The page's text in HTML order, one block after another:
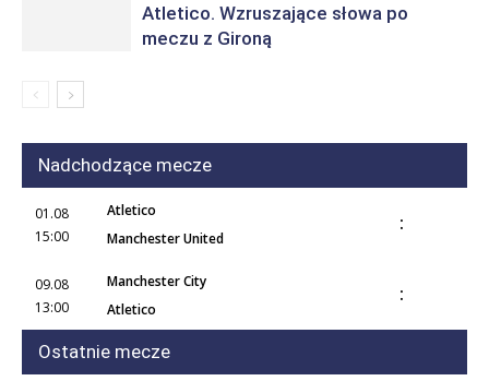
Atletico. Wzruszające słowa po
meczu z Gironą
Nadchodzące mecze
01.08
15:00
Atletico
Manchester United
:
09.08
13:00
Manchester City
Atletico
:
Ostatnie mecze